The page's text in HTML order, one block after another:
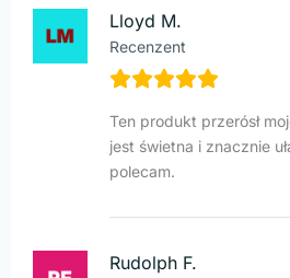
Lloyd M.
Recenzent
Ten produkt przerósł
jest świetna i znacznie
polecam.
Rudolph F.